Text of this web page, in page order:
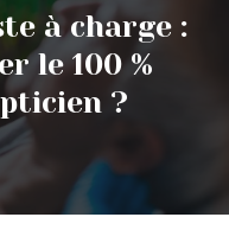
à charge :
le 100 %
?